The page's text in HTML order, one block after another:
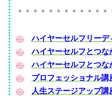
＊＊＊＊＊＊＊＊＊＊＊＊
ハイヤーセルフリー
ハイヤーセルフとつ
ハイヤーセルフとつな
プロフェッショナル講
人生ステージアップ講